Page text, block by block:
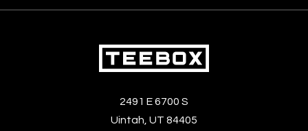
2491 E 6700 S
Uintah, UT 84405